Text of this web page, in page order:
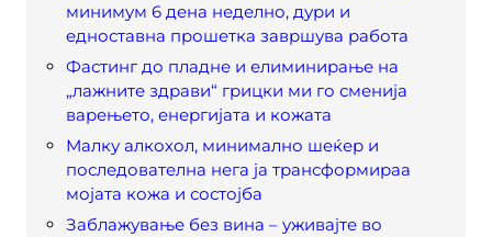
минимум 6 дена неделно, дури и
едноставна прошетка завршува работа
Фастинг до пладне и елиминирање на
„лажните здрави“ грицки ми го сменија
варењето, енергијата и кожата
Малку алкохол, минимално шеќер и
последователна нега ја трансформираа
мојата кожа и состојба
Заблажување без вина – уживајте во